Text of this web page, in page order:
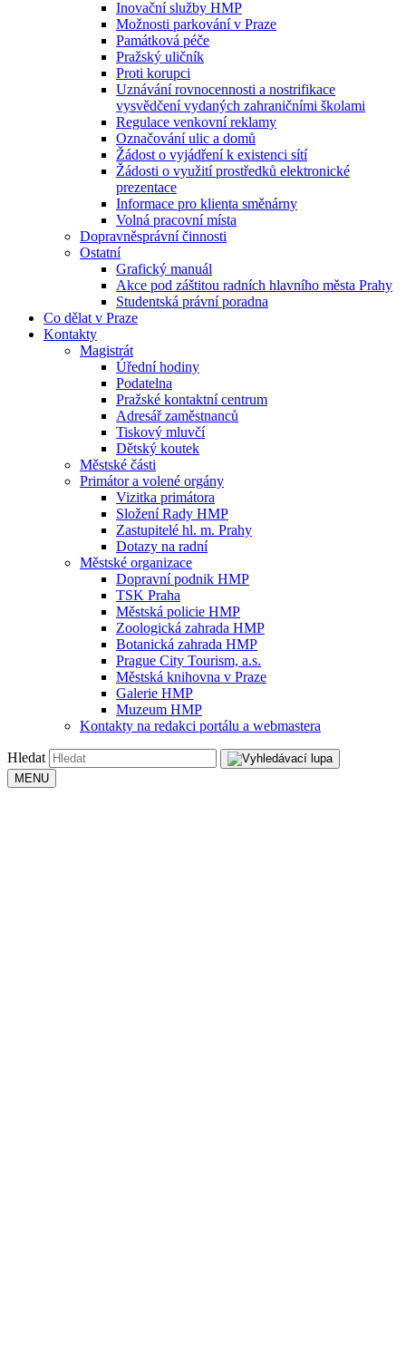
Inovační služby HMP
Možnosti parkování v Praze
Památková péče
Pražský uličník
Proti korupci
Uznávání rovnocennosti a nostrifikace
vysvědčení vydaných zahraničními školami
Regulace venkovní reklamy
Označování ulic a domů
Žádost o vyjádření k existenci sítí
Žádosti o využití prostředků elektronické
prezentace
Informace pro klienta směnárny
Volná pracovní místa
Dopravněsprávní činnosti
Ostatní
Grafický manuál
Akce pod záštitou radních hlavního města Prahy
Studentská právní poradna
Co dělat v Praze
Kontakty
Magistrát
Úřední hodiny
Podatelna
Pražské kontaktní centrum
Adresář zaměstnanců
Tiskový mluvčí
Dětský koutek
Městské části
Primátor a volené orgány
Vizitka primátora
Složení Rady HMP
Zastupitelé hl. m. Prahy
Dotazy na radní
Městské organizace
Dopravní podnik HMP
TSK Praha
Městská policie HMP
Zoologická zahrada HMP
Botanická zahrada HMP
Prague City Tourism, a.s.
Městská knihovna v Praze
Galerie HMP
Muzeum HMP
Kontakty na redakci portálu a webmastera
Hledat
MENU